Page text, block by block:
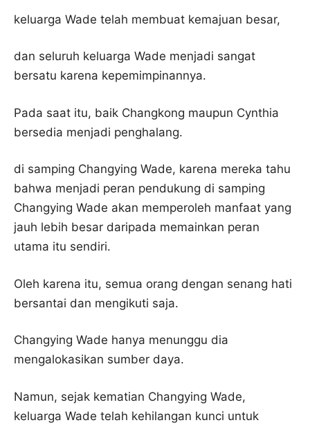
keluarga Wade telah membuat kemajuan besar,
dan seluruh keluarga Wade menjadi sangat
bersatu karena kepemimpinannya.
Pada saat itu, baik Changkong maupun Cynthia
bersedia menjadi penghalang.
di samping Changying Wade, karena mereka tahu
bahwa menjadi peran pendukung di samping
Changying Wade akan memperoleh manfaat yang
jauh lebih besar daripada memainkan peran
utama itu sendiri.
Oleh karena itu, semua orang dengan senang hati
bersantai dan mengikuti saja.
Changying Wade hanya menunggu dia
mengalokasikan sumber daya.
Namun, sejak kematian Changying Wade,
keluarga Wade telah kehilangan kunci untuk